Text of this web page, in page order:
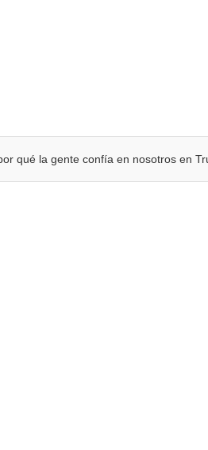
qué la gente confía en nosotros en